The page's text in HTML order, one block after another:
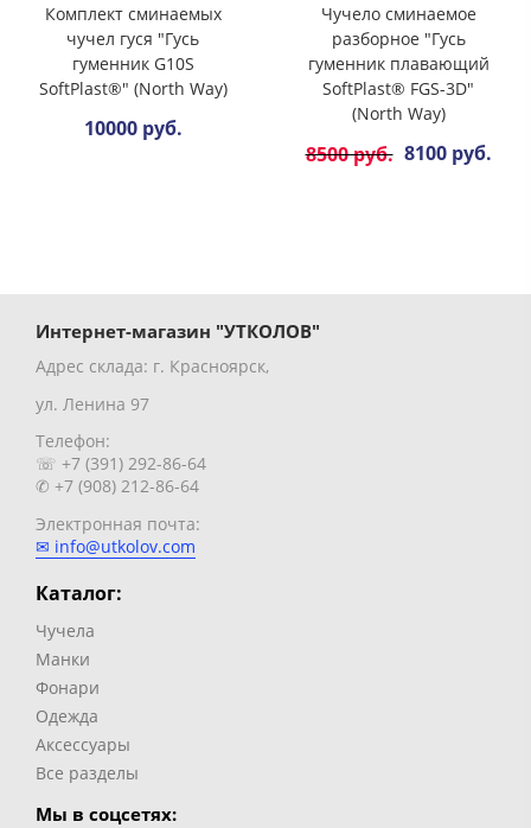
Комплект сминаемых
чучел гуся "Гусь
гуменник G10S
SoftPlast®" (North Way)
10000 руб.
Чучело сминаемое
разборное "Гусь
гуменник плавающий
SoftPlast® FGS-3D"
(North Way)
8500 руб. 8100 руб.
Интернет-магазин "УТКОЛОВ"
Адрес склада: г. Красноярск,
ул. Ленина 97
Телефон:
☏ +7 (391) 292-86-64
✆ +7 (908) 212-86-64
Электронная почта:
✉ info@utkolov.com
Каталог:
Чучела
Манки
Фонари
Одежда
Аксессуары
Все разделы
Мы в соцсетях: